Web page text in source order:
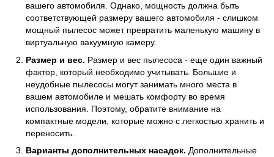
вашего автомобиля. Однако, мощность должна быть
соответствующей размеру вашего автомобиля - слишком
мощный пылесос может превратить маленькую машину в
виртуальную вакуумную камеру.
Размер и вес. Размер и вес пылесоса - еще один важный
фактор, который необходимо учитывать. Большие и
неудобные пылесосы могут занимать много места в
вашем автомобиле и мешать комфорту во время
использования. Поэтому, обратите внимание на
компактные модели, которые можно с легкостью хранить и
переносить.
Варианты дополнительных насадок. Дополнительные